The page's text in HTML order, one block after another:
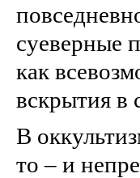
суеверные
как
вскрытия в
В
то – и